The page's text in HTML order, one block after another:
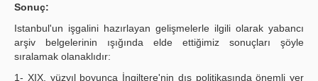
Sonuç:
Istanbul'un işgalini hazırlayan gelişmelerle ilgili olarak yabancı
arşiv belgelerinin ışığında elde ettiğimiz sonuçları şöyle
sıralamak olanaklıdır:
1- XIX. yüzyıl boyunca İngiltere'nin dış politikasında önemli yer